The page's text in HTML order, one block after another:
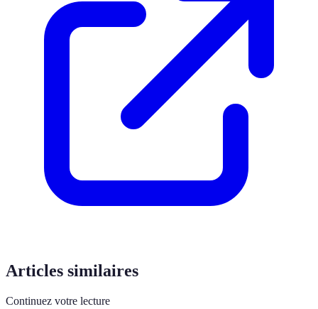
Articles similaires
Continuez votre lecture